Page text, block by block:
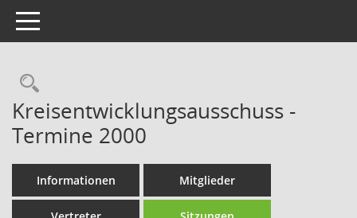
Toggle navigation
Rechercheauswahl
Kreisentwicklungsausschuss -
Termine 2000
Informationen Mitglieder